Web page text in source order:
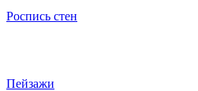
Роспись стен
Пейзажи